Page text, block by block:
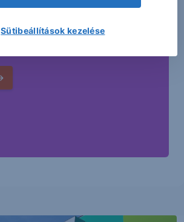
Sütibeállítások kezelése